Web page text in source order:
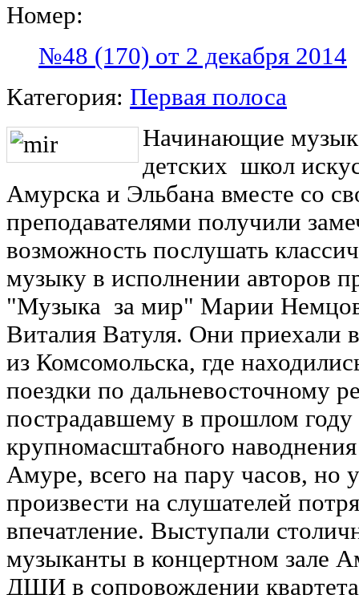
Номер:
№48 (170) от 2 декабря 2014
Категория: Первая полоса
Начинающие
детских школ
Амурска и Эльбана вместе со
преподавателями получили
возможность послушать
музыку в исполнении авторов
"Музыка за мир" Марии
Виталия Ватуля. Они приехали
из Комсомольска, где
поездки по дальневосточному
пострадавшему в прошлом году
крупномасштабного
Амуре, всего на пару часов, но
произвести на слушателей
впечатление. Выступали
музыканты в концертном зале
ДШИ в сопровождении квартета